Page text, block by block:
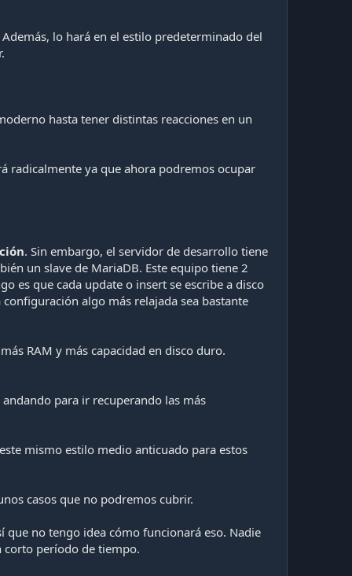
lo hará en el estilo predeterminado del
hasta tener distintas reacciones en un
radicalmente ya que ahora podremos ocupar
. Sin embargo, el servidor de desarrollo tiene
un slave de MariaDB. Este equipo tiene 2
es que cada update o insert se escribe a disco
algo más relajada sea bastante
RAM y más capacidad en disco duro.
para ir recuperando las más
mismo estilo medio anticuado para estos
casos que no podremos cubrir.
que no tengo idea cómo funcionará eso. Nadie
corto período de tiempo.